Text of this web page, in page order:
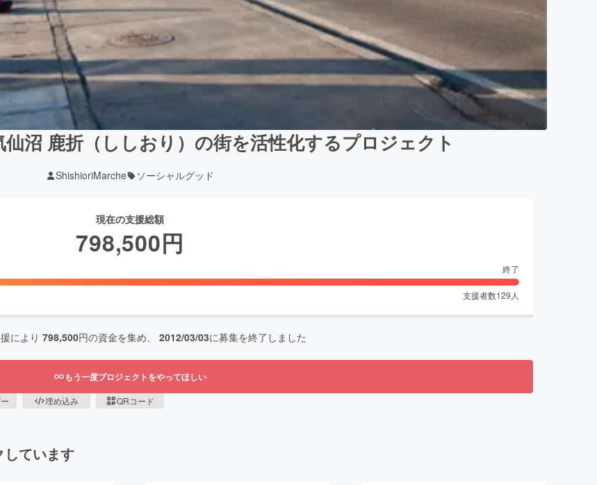
沼 鹿折（ししおり）の街を活性化するプロジェクト
ShishioriMarche ソーシャルグッド
現在の支援総額
798,500円
終了
支援者数129 人
により 798,500円の資金を集め、 2012/03/03に募集を終了しました
もう一度プロジェクトをやってほしい
埋め込み QRコード
しています